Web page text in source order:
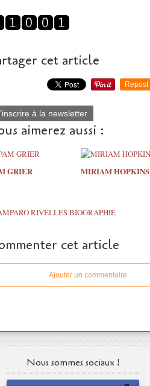
cet article
Repost
à la newsletter
aimerez aussi :
GRIER MIRIAM HOPKINS
RIVELLES BIOGRAPHIE
cet article
Ajouter un commentaire
Nous sommes sociaux !